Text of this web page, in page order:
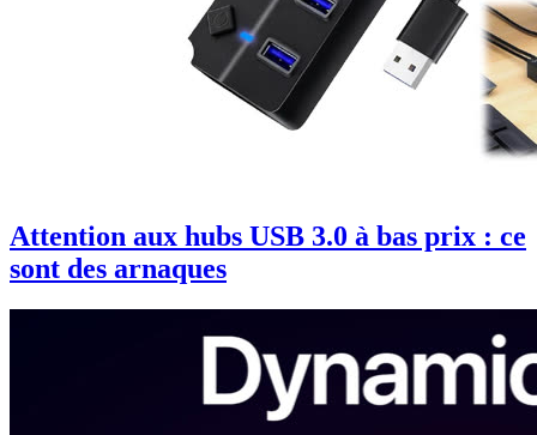
Attention aux hubs USB 3.0 à bas prix : ce
sont des arnaques